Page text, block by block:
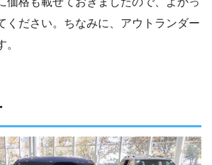
ください。ちなみに、アウトランダー